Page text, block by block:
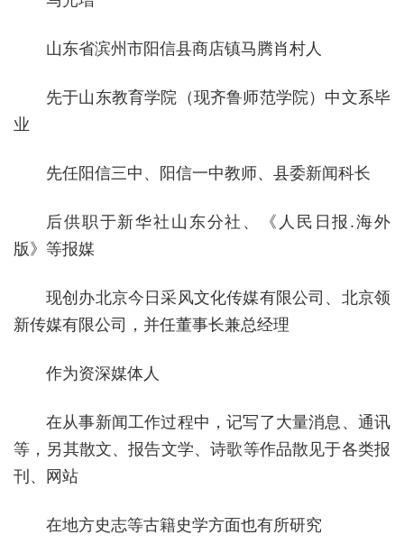
山东省滨州市阳信县商店镇马腾肖村人
先于山东教育学院（现齐鲁师范学院）中文系毕
业
先任阳信三中、阳信一中教师、县委新闻科长
后供职于新华社山东分社、《人民日报.海外
版》等报媒
现创办北京今日采风文化传媒有限公司、北京领
新传媒有限公司，并任董事长兼总经理
作为资深媒体人
在从事新闻工作过程中，记写了大量消息、通讯
等，另其散文、报告文学、诗歌等作品散见于各类报
刊、网站
在地方史志等古籍史学方面也有所研究